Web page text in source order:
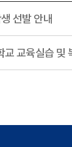
선발 안내
교육실습 및